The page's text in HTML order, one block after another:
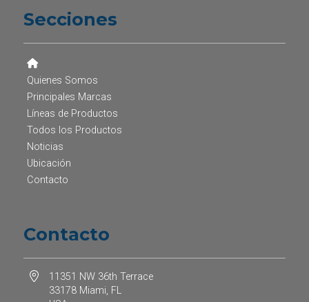
Secciones
Quienes Somos
Principales Marcas
Líneas de Productos
Todos los Productos
Noticias
Ubicación
Contacto
Contacto
11351 NW 36th Terrace
33178 Miami, FL